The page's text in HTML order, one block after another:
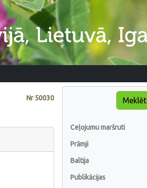
Nr50030 Meklēt
Ceļojumu maršruti
Prāmji
Baltija
Publikācijas